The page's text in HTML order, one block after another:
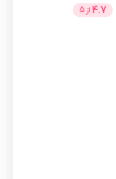
4.7 از 5